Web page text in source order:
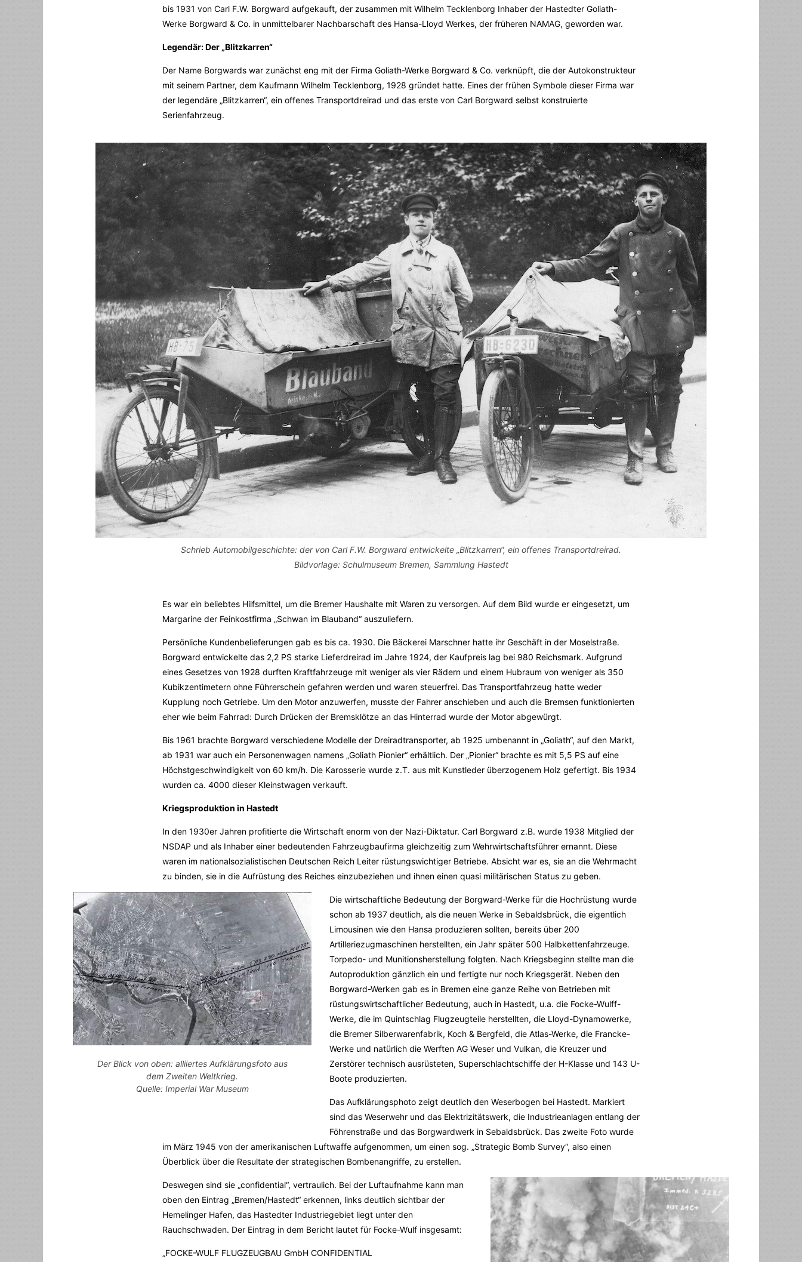
bis 1931 von Carl F.W. Borgward aufgekauft, der zusammen mit Wilhelm Tecklenborg Inhaber der Hastedter Goliath-
Werke Borgward & Co. in unmittelbarer Nachbarschaft des Hansa-Lloyd Werkes, der früheren NAMAG, geworden war.
Legendär: Der „Blitzkarren“
Der Name Borgwards war zunächst eng mit der Firma Goliath-Werke Borgward & Co. verknüpft, die der Autokonstrukteur
mit seinem Partner, dem Kaufmann Wilhelm Tecklenborg, 1928 gründet hatte. Eines der frühen Symbole dieser Firma war
der legendäre „Blitzkarren“, ein offenes Transportdreirad und das erste von Carl Borgward selbst konstruierte
Serienfahrzeug.
Schrieb Automobilgeschichte: der von Carl F.W. Borgward entwickelte „Blitzkarren“, ein offenes Transportdreirad.
Bildvorlage: Schulmuseum Bremen, Sammlung Hastedt
Es war ein beliebtes Hilfsmittel, um die Bremer Haushalte mit Waren zu versorgen. Auf dem Bild wurde er eingesetzt, um
Margarine der Feinkostfirma „Schwan im Blauband“ auszuliefern.
Persönliche Kundenbelieferungen gab es bis ca. 1930. Die Bäckerei Marschner hatte ihr Geschäft in der Moselstraße.
Borgward entwickelte das 2,2 PS starke Lieferdreirad im Jahre 1924, der Kaufpreis lag bei 980 Reichsmark. Aufgrund
eines Gesetzes von 1928 durften Kraftfahrzeuge mit weniger als vier Rädern und einem Hubraum von weniger als 350
Kubikzentimetern ohne Führerschein gefahren werden und waren steuerfrei. Das Transportfahrzeug hatte weder
Kupplung noch Getriebe. Um den Motor anzuwerfen, musste der Fahrer anschieben und auch die Bremsen funktionierten
eher wie beim Fahrrad: Durch Drücken der Bremsklötze an das Hinterrad wurde der Motor abgewürgt.
Bis 1961 brachte Borgward verschiedene Modelle der Dreiradtransporter, ab 1925 umbenannt in „Goliath“, auf den Markt,
ab 1931 war auch ein Personenwagen namens „Goliath Pionier“ erhältlich. Der „Pionier“ brachte es mit 5,5 PS auf eine
Höchstgeschwindigkeit von 60 km/h. Die Karosserie wurde z.T. aus mit Kunstleder überzogenem Holz gefertigt. Bis 1934
wurden ca. 4000 dieser Kleinstwagen verkauft.
Kriegsproduktion in Hastedt
In den 1930er Jahren profitierte die Wirtschaft enorm von der Nazi-Diktatur. Carl Borgward z.B. wurde 1938 Mitglied der
NSDAP und als Inhaber einer bedeutenden Fahrzeugbaufirma gleichzeitig zum Wehrwirtschaftsführer ernannt. Diese
waren im nationalsozialistischen Deutschen Reich Leiter rüstungswichtiger Betriebe. Absicht war es, sie an die Wehrmacht
zu binden, sie in die Aufrüstung des Reiches einzubeziehen und ihnen einen quasi militärischen Status zu geben.
Der Blick von oben: alliiertes Aufklärungsfoto aus
dem Zweiten Weltkrieg.
Quelle: Imperial War Museum
Die wirtschaftliche Bedeutung der Borgward-Werke für die Hochrüstung wurde
schon ab 1937 deutlich, als die neuen Werke in Sebaldsbrück, die eigentlich
Limousinen wie den Hansa produzieren sollten, bereits über 200
Artilleriezugmaschinen herstellten, ein Jahr später 500 Halbkettenfahrzeuge.
Torpedo- und Munitionsherstellung folgten. Nach Kriegsbeginn stellte man die
Autoproduktion gänzlich ein und fertigte nur noch Kriegsgerät. Neben den
Borgward-Werken gab es in Bremen eine ganze Reihe von Betrieben mit
rüstungswirtschaftlicher Bedeutung, auch in Hastedt, u.a. die Focke-Wulff-
Werke, die im Quintschlag Flugzeugteile herstellten, die Lloyd-Dynamowerke,
die Bremer Silberwarenfabrik, Koch & Bergfeld, die Atlas-Werke, die Francke-
Werke und natürlich die Werften AG Weser und Vulkan, die Kreuzer und
Zerstörer technisch ausrüsteten, Superschlachtschiffe der H-Klasse und 143 U-
Boote produzierten.
Das Aufklärungsphoto zeigt deutlich den Weserbogen bei Hastedt. Markiert
sind das Weserwehr und das Elektrizitätswerk, die Industrieanlagen entlang der
Föhrenstraße und das Borgwardwerk in Sebaldsbrück. Das zweite Foto wurde
im März 1945 von der amerikanischen Luftwaffe aufgenommen, um einen sog. „Strategic Bomb Survey“, also einen
Überblick über die Resultate der strategischen Bombenangriffe, zu erstellen.
Deswegen sind sie „confidential“, vertraulich. Bei der Luftaufnahme kann man
oben den Eintrag „Bremen/Hastedt“ erkennen, links deutlich sichtbar der
Hemelinger Hafen, das Hastedter Industriegebiet liegt unter den
Rauchschwaden. Der Eintrag in dem Bericht lautet für Focke-Wulf insgesamt:
„FOCKE-WULF FLUGZEUGBAU GmbH CONFIDENTIAL